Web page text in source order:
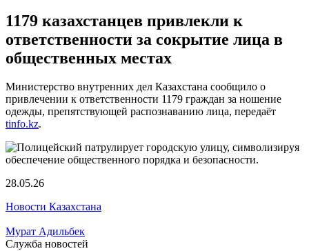
1179 казахстанцев привлекли к
ответственности за сокрытие лица в
общественных местах
Министерство внутренних дел Казахстана сообщило о
привлечении к ответственности 1179 граждан за ношение
одежды, препятствующей распознаванию лица, передаёт
tinfo.kz.
28.05.26
Новости Казахстана
Мурат Адильбек
Служба новостей